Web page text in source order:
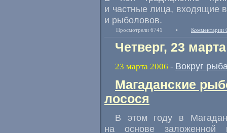
и частные лица, входящие
и рыболовов.
Просмотрели 6741 • Комментарии
Четверг, 23
23 марта 2006 - Вокруг
Магаданские
лосося
В этом году в
на основе